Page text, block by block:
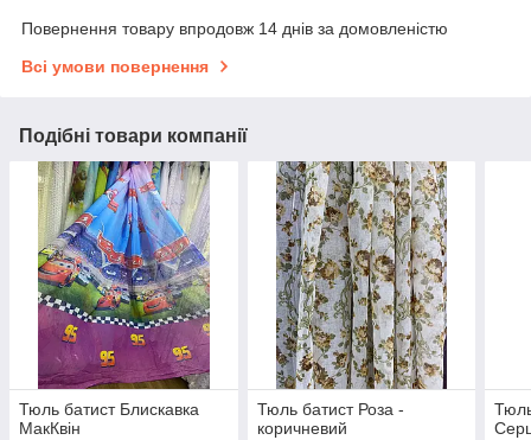
Повернення товару впродовж 14 днів за домовленістю
Всі умови повернення
Подібні товари компанії
Тюль батист Блискавка
МакКвін
Тюль батист Роза -
коричневий